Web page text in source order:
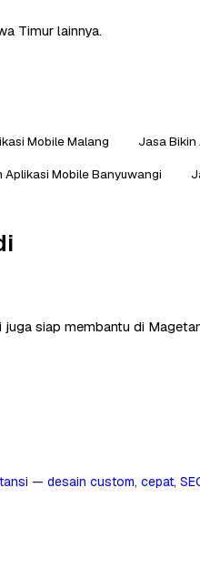
Timur lainnya.
Mobile Malang Jasa Bikin
Aplikasi Mobile Banyuwangi
siap membantu di
— desain custom, cepat,